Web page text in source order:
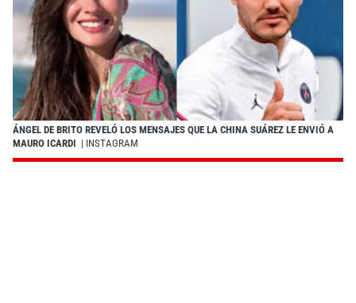
ÁNGEL DE BRITO REVELÓ LOS MENSAJES QUE LA CHINA SUÁREZ LE ENVIÓ A
MAURO ICARDI | INSTAGRAM